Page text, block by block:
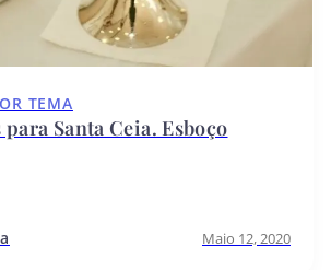
TEMA
Santa Ceia. Esboço
Maio 12, 2020